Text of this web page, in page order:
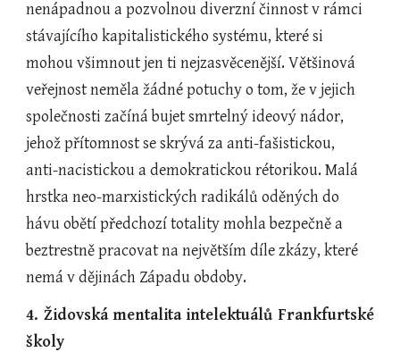
nenápadnou a pozvolnou diverzní činnost v rámci
stávajícího kapitalistického systému, které si
mohou všimnout jen ti nejzasvěcenější. Většinová
veřejnost neměla žádné potuchy o tom, že v jejich
společnosti začíná bujet smrtelný ideový nádor,
jehož přítomnost se skrývá za anti-fašistickou,
anti-nacistickou a demokratickou rétorikou. Malá
hrstka neo-marxistických radikálů oděných do
hávu obětí předchozí totality mohla bezpečně a
beztrestně pracovat na největším díle zkázy, které
nemá v dějinách Západu obdoby.
4. Židovská mentalita intelektuálů Frankfurtské
školy